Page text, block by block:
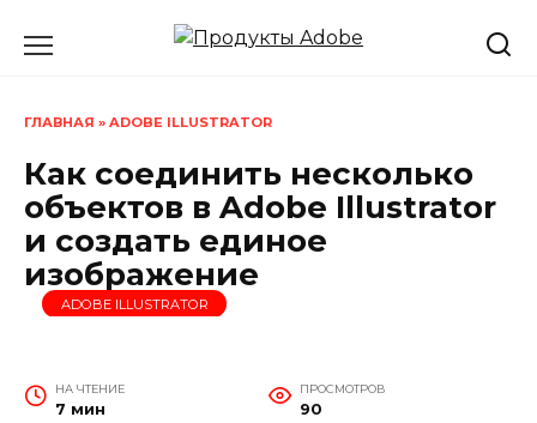
ГЛАВНАЯ » ADOBE ILLUSTRATOR
Как соединить несколько
объектов в Adobe Illustrator
и создать единое
изображение
ADOBE ILLUSTRATOR
НА ЧТЕНИЕ
7 мин
ПРОСМОТРОВ
90